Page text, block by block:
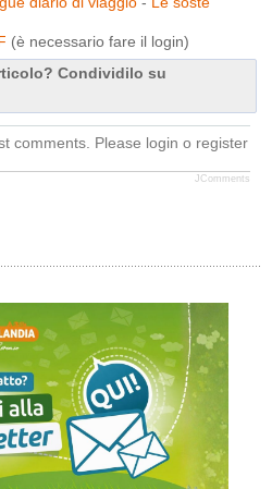
(è necessario fare il login)
Condividilo su
comments. Please login o register
JComments